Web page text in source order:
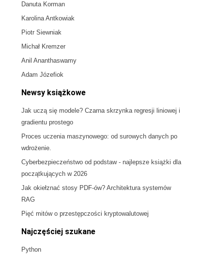
Danuta Korman
Karolina Antkowiak
Piotr Siewniak
Michał Kremzer
Anil Ananthaswamy
Adam Józefiok
Newsy książkowe
Jak uczą się modele? Czarna skrzynka regresji liniowej i
gradientu prostego
Proces uczenia maszynowego: od surowych danych po
wdrożenie.
Cyberbezpieczeństwo od podstaw - najlepsze książki dla
początkujących w 2026
Jak okiełznać stosy PDF-ów? Architektura systemów
RAG
Pięć mitów o przestępczości kryptowalutowej
Najczęściej szukane
Python